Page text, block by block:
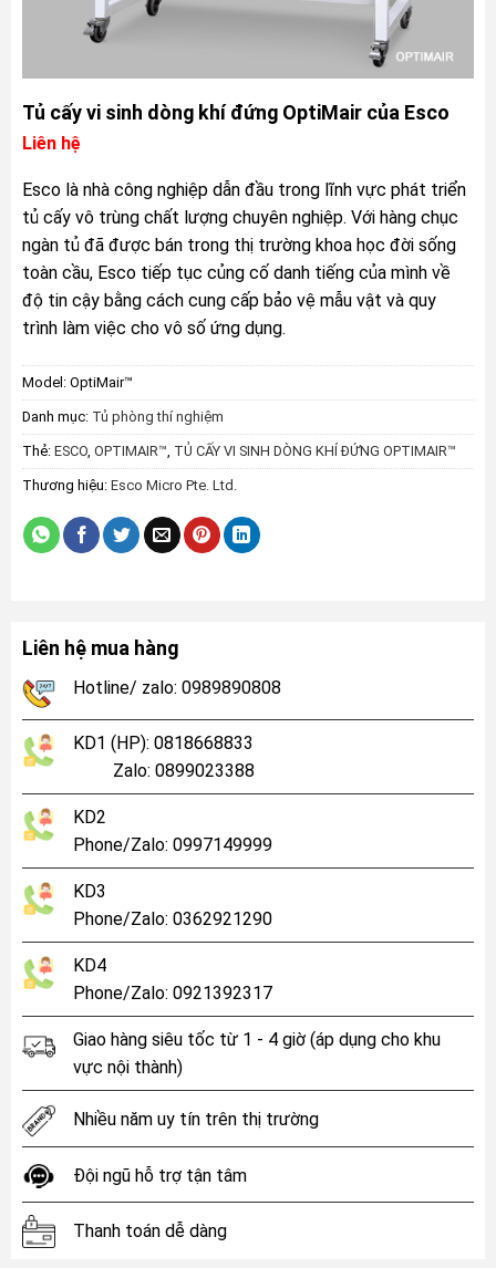
Tủ cấy vi sinh dòng khí đứng OptiMair của Esco
Liên hệ
Esco là nhà công nghiệp dẫn đầu trong lĩnh vực phát triển
tủ cấy vô trùng chất lượng chuyên nghiệp. Với hàng chục
ngàn tủ đã được bán trong thị trường khoa học đời sống
toàn cầu, Esco tiếp tục củng cố danh tiếng của mình về
độ tin cậy bằng cách cung cấp bảo vệ mẫu vật và quy
trình làm việc cho vô số ứng dụng.
Model: OptiMair™
Danh mục: Tủ phòng thí nghiệm
Thẻ: ESCO, OPTIMAIR™ TỦ CẤY VI SINH DÒNG KHÍ ĐỨNG OPTIMAIR™
Thương hiệu: Esco Micro Pte. Ltd.
Liên hệ mua hàng
Hotline/ zalo: 0989890808
KD1 (HP): 0818668833
Zalo: 0899023388
KD2
Phone/Zalo: 0997149999
KD3
Phone/Zalo: 0362921290
KD4
Phone/Zalo: 0921392317
Giao hàng siêu tốc từ 1 - 4 giờ (áp dụng cho khu
vực nội thành)
Nhiều năm uy tín trên thị trường
Đội ngũ hỗ trợ tận tâm
Thanh toán dễ dàng